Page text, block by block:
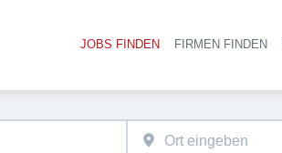
JOBS FINDEN FIRMEN FINDEN